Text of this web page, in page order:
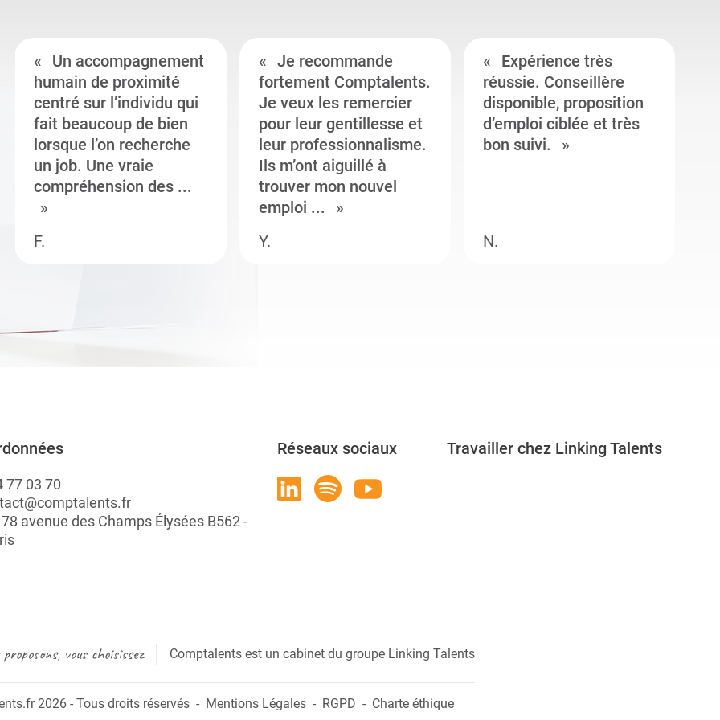
Un accompagnement
humain de proximité
centré sur l’individu qui
fait beaucoup de bien
lorsque l’on recherche
un job. Une vraie
compréhension des ...
F.
Je recommande
fortement Comptalents.
Je veux les remercier
pour leur gentillesse et
leur professionnalisme.
Ils m’ont aiguillé à
trouver mon nouvel
emploi ...
Y.
Expérience très
réussie. Conseillère
disponible, proposition
d’emploi ciblée et très
bon suivi.
N.
77 03 70
avenue des Champs Élysées B562 -
Réseaux sociaux Travailler chez Linking Talents
vous choisissez Comptalents est un cabinet du groupe Linking Talents
2026 - Tous droits réservés Mentions Légales RGPD Charte éthique